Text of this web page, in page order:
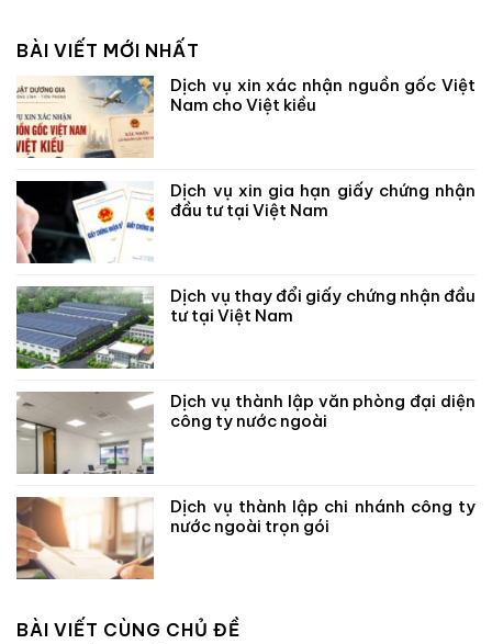
BÀI VIẾT MỚI NHẤT
Dịch vụ xin xác nhận nguồn gốc Việt
Nam cho Việt kiều
Dịch vụ xin gia hạn giấy chứng nhận
đầu tư tại Việt Nam
Dịch vụ thay đổi giấy chứng nhận đầu
tư tại Việt Nam
Dịch vụ thành lập văn phòng đại diện
công ty nước ngoài
Dịch vụ thành lập chi nhánh công ty
nước ngoài trọn gói
BÀI VIẾT CÙNG CHỦ ĐỀ